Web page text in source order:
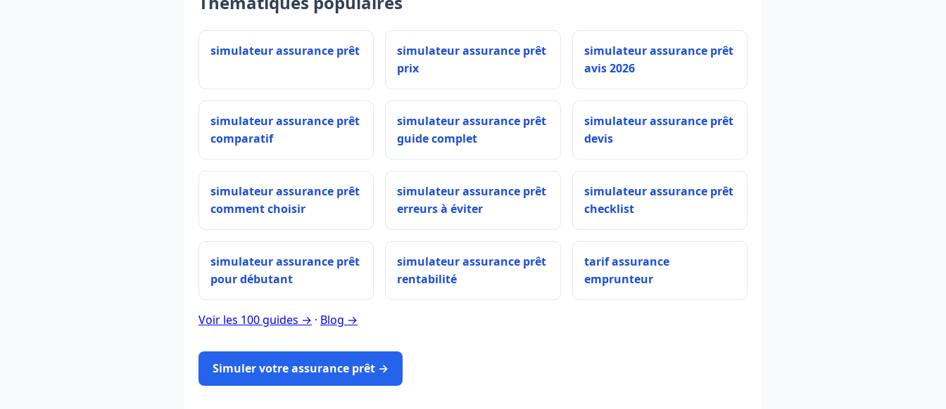
simulateur assurance prêt
simulateur assurance prêt
prix
simulateur assurance prêt
avis 2026
simulateur assurance prêt
comparatif
simulateur assurance prêt
guide complet
simulateur assurance prêt
devis
simulateur assurance prêt
comment choisir
simulateur assurance prêt
erreurs à éviter
simulateur assurance prêt
checklist
simulateur assurance prêt
pour débutant
simulateur assurance prêt
rentabilité
tarif assurance
emprunteur
Voir les 100 guides → · Blog →
Simuler votre assurance prêt →